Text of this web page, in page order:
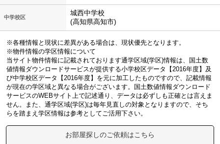
中学校区
城西中学校
(高知県高知市)
※各種情報と現状に差異がある場合は、現状優先となります。
※物件情報の学区情報について
当サイト物件情報に記載されております通学区域(学区)情報は、国土数
値情報ダウンロードサービスが提供する小学校区データ【2016年度】及
び中学校区データ【2016年度】を元に加工したものですので、記載情報
が現在の学区域と異なる場合がございます。国土数値情報ダウンロード
サービスのWEBサイト上で記述通り、データは必ずしも正確とは言えま
せん。また、通学区域(学区)は毎年見直しの対象となりますので、そち
らを踏まえ学区情報は参考としてご活用下さい。
お部屋探しのご依頼はこちら